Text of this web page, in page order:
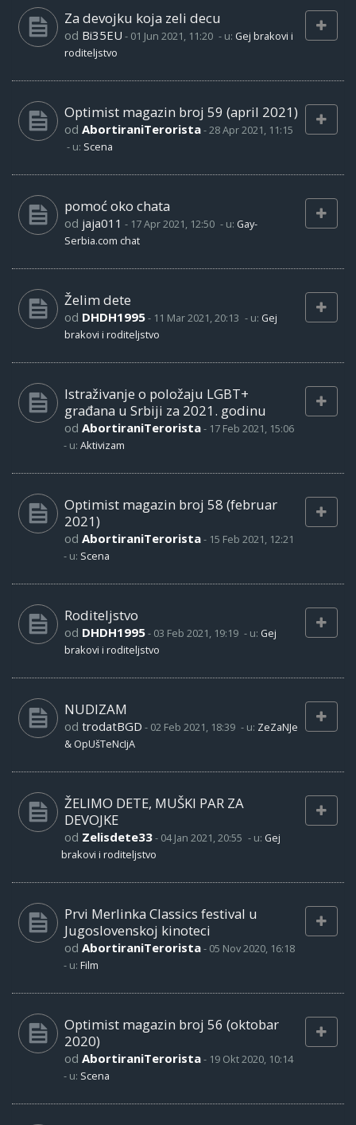
Za devojku koja zeli decu
od Bi35EU - 01 Jun 2021, 11:20 - u: Gej brakovi i
roditeljstvo
Optimist magazin broj 59 (april 2021)
od AbortiraniTerorista-28 Apr 2021, 11:15
- u: Scena
pomoć oko chata
od jaja011 - 17 Apr 2021, 12:50 - u: Gay-
Serbia.com chat
Želim dete
od DHDH1995- 11 Mar 2021, 20:13 - u: Gej
brakovi i roditeljstvo
Istraživanje o položaju LGBT+
građana u Srbiji za 2021. godinu
od AbortiraniTerorista- 17 Feb 2021, 15:06
- u: Aktivizam
Optimist magazin broj 58 (februar
2021)
od AbortiraniTerorista- 15 Feb 2021, 12:21
- u: Scena
Roditeljstvo
od DHDH1995- 03 Feb 2021, 19:19 - u: Gej
brakovi i roditeljstvo
NUDIZAM
od trodatBGD - 02 Feb 2021, 18:39 - u: ZeZaNJe
& OpUšTeNcIjA
ŽELIMO DETE, MUŠKI PAR ZA
DEVOJKE
od Zelisdete33- 04 Jan 2021, 20:55 - u: Gej
brakovi i roditeljstvo
Prvi Merlinka Classics festival u
Jugoslovenskoj kinoteci
od AbortiraniTerorista- 05 Nov 2020, 16:18
- u: Film
Optimist magazin broj 56 (oktobar
2020)
od AbortiraniTerorista- 19 Okt 2020, 10:14
- u: Scena